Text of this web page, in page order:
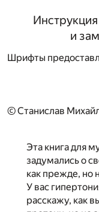
и
Шрифты
© Станислав
Эта книга для
задумались о
как прежде, но
У вас
расскажу, как